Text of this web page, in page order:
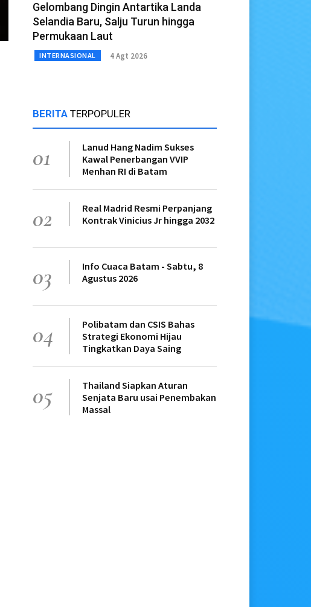
Gelombang Dingin Antartika Landa
Selandia Baru, Salju Turun hingga
Permukaan Laut
INTERNASIONAL 4 Agt 2026
BERITA TERPOPULER
01
Lanud Hang Nadim Sukses
Kawal Penerbangan VVIP
Menhan RI di Batam
02
Real Madrid Resmi Perpanjang
Kontrak Vinicius Jr hingga 2032
03
Info Cuaca Batam - Sabtu, 8
Agustus 2026
04
Polibatam dan CSIS Bahas
Strategi Ekonomi Hijau
Tingkatkan Daya Saing
05
Thailand Siapkan Aturan
Senjata Baru usai Penembakan
Massal